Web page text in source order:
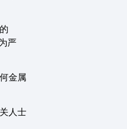
严
金属
人士